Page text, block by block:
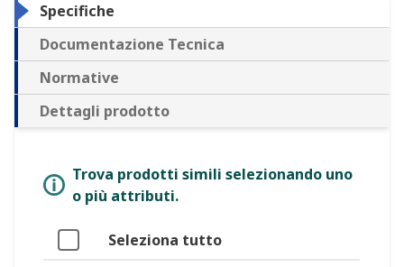
Specifiche
Documentazione Tecnica
Normative
Dettagli prodotto
Trova prodotti simili selezionando uno
o più attributi.
Seleziona tutto